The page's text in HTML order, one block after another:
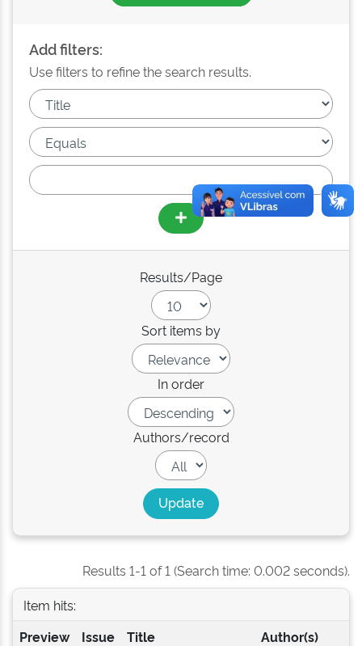
Add filters:
Use filters to refine the search results.
Results/Page
Sort items by
In order
Authors/record
Results 1-1 of 1 (Search time: 0.002 seconds).
Item hits:
Preview
Issue
Title Author(s)